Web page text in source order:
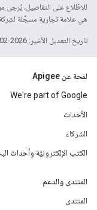
للاطّلاع على التفاصيل، يُرجى
هي علامة تجارية مسجَّلة لشركة Oracle و/أو شركائها التابعين.
تاريخ التعديل الأخير: 2026-02-03 (حسب التوقيت العالمي المتفَّق عليه)
لمحة عن Apigee
We're part of Google
الأحداث
الشركاء
الكتب الإلكترونيّة وأحداث
المنتدى والدعم
المنتدى